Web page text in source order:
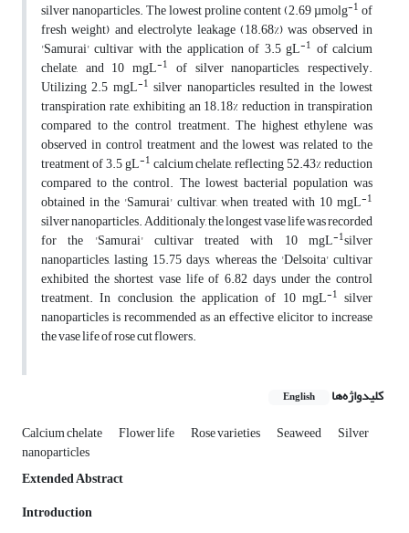
silver nanoparticles. The lowest proline content (2.69 µmolg-1 of
fresh weight) and electrolyte leakage (18.68%) was observed in
'Samurai' cultivar with the application of 3.5 gL-1 of calcium
chelate, and 10 mgL-1 of silver nanoparticles, respectively.
Utilizing 2.5 mgL-1 silver nanoparticles resulted in the lowest
transpiration rate, exhibiting an 18.18% reduction in transpiration
compared to the control treatment. The highest ethylene was
observed in control treatment and the lowest was related to the
treatment of 3.5 gL-1 calcium chelate, reflecting 52.43% reduction
compared to the control. The lowest bacterial population was
obtained in the 'Samurai' cultivar, when treated with 10 mgL-1
silver nanoparticles. Additionaly, the longest vase life was recorded
for the 'Samurai' cultivar treated with 10 mgL-1silver
nanoparticles, lasting 15.75 days, whereas the 'Delsoita' cultivar
exhibited the shortest vase life of 6.82 days under the control
treatment. In conclusion, the application of 10 mgL-1 silver
nanoparticles is recommended as an effective elicitor to increase
the vase life of rose cut flowers.
کلیدواژه‌ها English
Calcium chelate Flower life Rose varieties Seaweed Silver
nanoparticles
Extended Abstract
Introduction